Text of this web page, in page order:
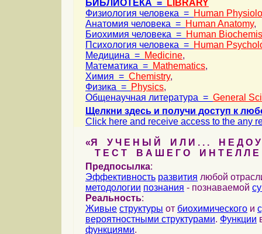
БИБЛИОТЕКА =
LIBRARY
Физиология человека = Human
Анатомия человека = Human Anatomy,
Биохимия человека = Human
Психология человека = Human
Медицина = Medicine,
Математика = Mathematics,
Химия = Chemistry,
Физика = Physics,
Общенаучная литература = General
Щелкни здесь и получи доступ к
Click here and receive access to the any
«Я У Ч Е Н Ы Й И Л И . . . Н Е Д О У
Т Е С Т В А Ш Е Г О И Н Т Е Л Л Е
Предпосылка:
Эффективность развития любой
методологии познания - познаваемой
Реальность:
Живые структуры от биохимического и
вероятностными структурами. Функции
функциями.